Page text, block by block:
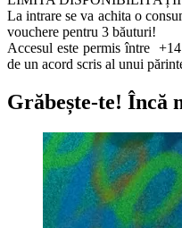
La intrare se va achita o
vouchere pentru 3 băuturi!
Accesul este permis între
de un acord scris al unui
Grăbește-te! Încă